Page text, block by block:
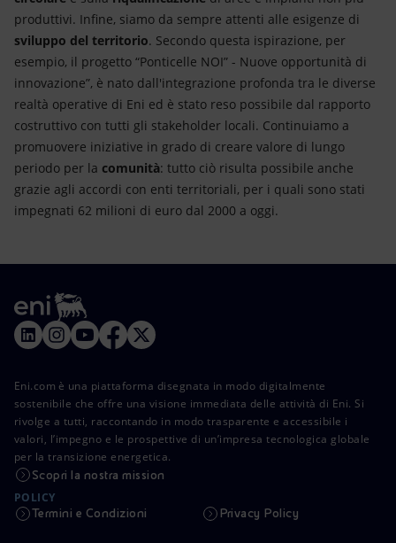
produttivi. Infine, siamo da sempre attenti alle esigenze di
sviluppo del territorio. Secondo questa ispirazione, per
esempio, il progetto “Ponticelle NOI” - Nuove opportunità di
innovazione”, è nato dall'integrazione profonda tra le diverse
realtà operative di Eni ed è stato reso possibile dal rapporto
costruttivo con tutti gli stakeholder locali. Continuiamo a
promuovere iniziative in grado di creare valore di lungo
periodo per la comunità: tutto ciò risulta possibile anche
grazie agli accordi con enti territoriali, per i quali sono stati
impegnati 62 milioni di euro dal 2000 a oggi.
Eni.com è una piattaforma disegnata in modo digitalmente
sostenibile che offre una visione immediata delle attività di Eni. Si
rivolge a tutti, raccontando in modo trasparente e accessibile i
valori, l’impegno e le prospettive di un’impresa tecnologica globale
per la transizione energetica.
Scopri la nostra mission
POLICY
Termini e Condizioni Privacy Policy